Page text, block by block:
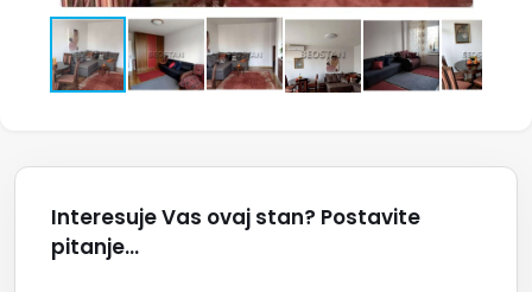
Interesuje Vas ovaj stan? Postavite
pitanje...